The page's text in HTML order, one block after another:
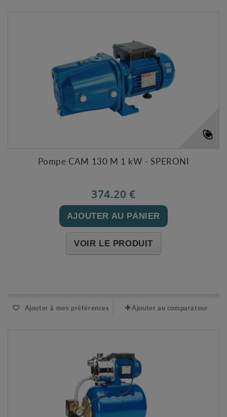
Pompe CAM 130 M 1 kW - SPERONI
374.20 €
AJOUTER AU PANIER
VOIR LE PRODUIT
Ajouter à mes préférences Ajouter au comparateur